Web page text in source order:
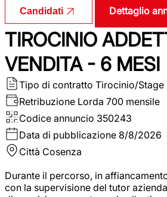
Candidati Dettaglio
TIROCINIO
VENDITA - 6 MESI
Tipo di contratto Tirocinio/Stage
Retribuzione Lorda 700 mensile
Codice annuncio 350243
Data di pubblicazione 8/8/2026
Città Cosenza
Durante il percorso, in
con la supervisione del tutor